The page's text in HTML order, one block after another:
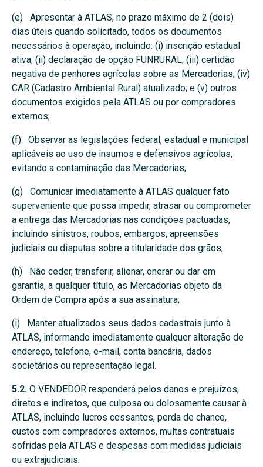
(e) Apresentar à ATLAS, no prazo máximo de 2 (dois)
dias úteis quando solicitado, todos os documentos
necessários à operação, incluindo: (i) inscrição estadual
ativa; (ii) declaração de opção FUNRURAL; (iii) certidão
negativa de penhores agrícolas sobre as Mercadorias; (iv)
CAR (Cadastro Ambiental Rural) atualizado; e (v) outros
documentos exigidos pela ATLAS ou por compradores
externos;
(f) Observar as legislações federal, estadual e municipal
aplicáveis ao uso de insumos e defensivos agrícolas,
evitando a contaminação das Mercadorias;
(g) Comunicar imediatamente à ATLAS qualquer fato
superveniente que possa impedir, atrasar ou comprometer
a entrega das Mercadorias nas condições pactuadas,
incluindo sinistros, roubos, embargos, apreensões
judiciais ou disputas sobre a titularidade dos grãos;
(h) Não ceder, transferir, alienar, onerar ou dar em
garantia, a qualquer título, as Mercadorias objeto da
Ordem de Compra após a sua assinatura;
(i) Manter atualizados seus dados cadastrais junto à
ATLAS, informando imediatamente qualquer alteração de
endereço, telefone, e-mail, conta bancária, dados
societários ou representação legal.
5.2. O VENDEDOR responderá pelos danos e prejuízos,
diretos e indiretos, que culposa ou dolosamente causar à
ATLAS, incluindo lucros cessantes, perda de chance,
custos com compradores externos, multas contratuais
sofridas pela ATLAS e despesas com medidas judiciais
ou extrajudiciais.